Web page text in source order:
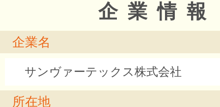
企業情報
企業名
サンヴァーテックス株式会社
所在地